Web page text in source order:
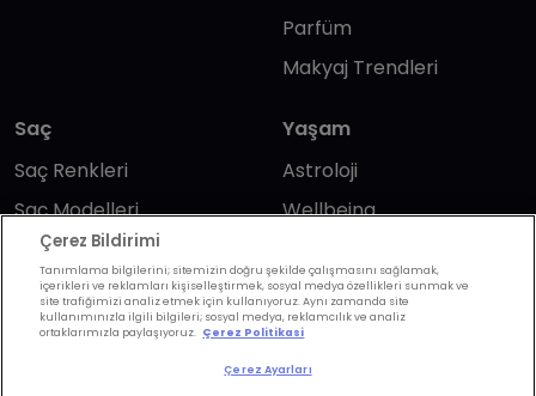
Parfüm
Makyaj Trendleri
Saç
Saç Renkleri
Saç Modelleri
Saç Bakımı
Saç Kesimi
Erkek Saç
Yaşam
Astroloji
Wellbeing
Anne & Bebek
Yükselen Burç
Hesaplama
Çerez Bildirimi
Tanımlama bilgilerini; sitemizin doğru şekilde çalışmasını sağlamak,
içerikleri ve reklamları kişiselleştirmek, sosyal medya özellikleri sunmak ve
site trafiğimizi analiz etmek için kullanıyoruz. Aynı zamanda site
kullanımınızla ilgili bilgileri; sosyal medya, reklamcılık ve analiz
ortaklarımızla paylaşıyoruz. Çerez Politikasi
Çerez Ayarları